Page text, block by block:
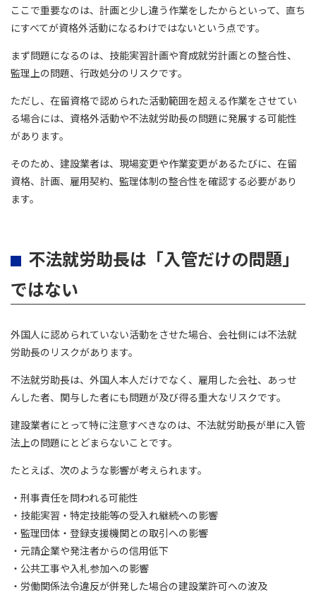
ここで重要なのは、計画と少し違う作業をしたからといって、直ち
にすべてが資格外活動になるわけではないという点です。
まず問題になるのは、技能実習計画や育成就労計画との整合性、
監理上の問題、行政処分のリスクです。
ただし、在留資格で認められた活動範囲を超える作業をさせてい
る場合には、資格外活動や不法就労助長の問題に発展する可能性
があります。
そのため、建設業者は、現場変更や作業変更があるたびに、在留
資格、計画、雇用契約、監理体制の整合性を確認する必要があり
ます。
不法就労助長は「入管だけの問題」
ではない
外国人に認められていない活動をさせた場合、会社側には不法就
労助長のリスクがあります。
不法就労助長は、外国人本人だけでなく、雇用した会社、あっせ
んした者、関与した者にも問題が及び得る重大なリスクです。
建設業者にとって特に注意すべきなのは、不法就労助長が単に入管
法上の問題にとどまらないことです。
たとえば、次のような影響が考えられます。
・刑事責任を問われる可能性
・技能実習・特定技能等の受入れ継続への影響
・監理団体・登録支援機関との取引への影響
・元請企業や発注者からの信用低下
・公共工事や入札参加への影響
・労働関係法令違反が併発した場合の建設業許可への波及